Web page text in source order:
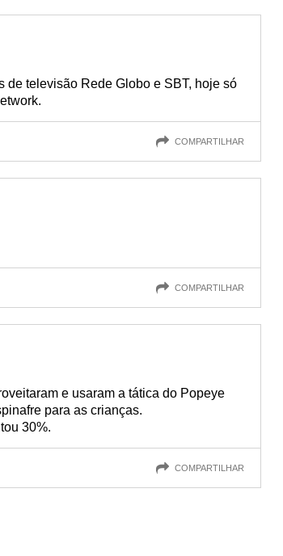
televisão Rede Globo e SBT, hoje só
COMPARTILHAR
COMPARTILHAR
e usaram a tática do Popeye
para as crianças.
30%.
COMPARTILHAR